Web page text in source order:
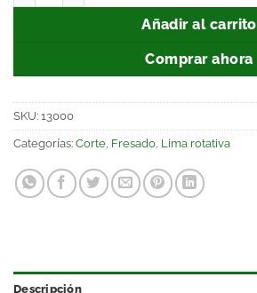
Añadir al carrito
Comprar ahora
SKU: 13000
Categorías: Corte, Fresado, Lima rotativa
Descripción